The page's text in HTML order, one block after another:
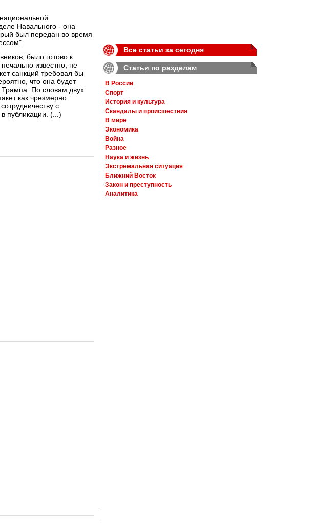
Навального - она
был передан во время
было готово к
известно, не
санкций требовал бы
что она будет
Трампа. По словам двух
как чрезмерно
с
публикации. (...)
Все статьи за сегодня
Статьи по разделам
В России
Спорт
История и культура
Скандалы и происшествия
В мире
Экономика
Война
Разное
Наука и жизнь
Экстремальная ситуация
Ближний Восток
Закон и преступность
Аналитика